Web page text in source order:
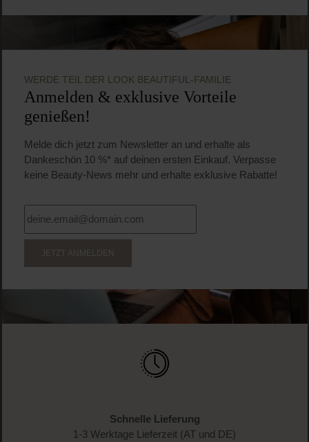
WERDE TEIL DER LOOK BEAUTIFUL-FAMILIE
Anmelden & exklusive Vorteile
genießen!
Melde dich jetzt zum Newsletter an und erhalte als
Dankeschön 10 %* auf deinen ersten Einkauf. Verpasse
keine Beauty-News mehr und erhalte exklusive Rabatte!
JETZT ANMELDEN
Schnelle Lieferung
1-3 Werktage Lieferzeit (AT und DE)